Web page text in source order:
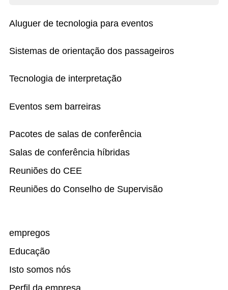
Aluguer de tecnologia para eventos
Sistemas de orientação dos passageiros
Tecnologia de interpretação
Eventos sem barreiras
Pacotes de salas de conferência
Salas de conferência híbridas
Reuniões do CEE
Reuniões do Conselho de Supervisão
empregos
Educação
Isto somos nós
Perfil da empresa